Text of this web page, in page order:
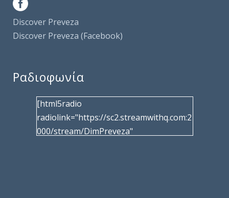
Discover Preveza
Discover Preveza (Facebook)
Ραδιοφωνία
[html5radio
radiolink="https://sc2.streamwithq.com:2
000/stream/DimPreveza"